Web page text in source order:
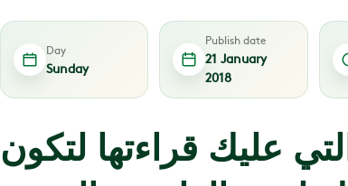
Day
Sunday
Publish date
21 January
2018
عليك قراءتها لتكون